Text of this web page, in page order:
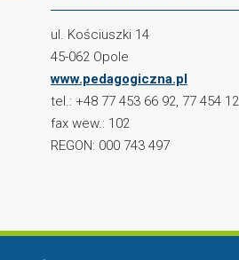
ul. Kościuszki 14
45-062 Opole
www.pedagogiczna.pl
tel.: +48 77 453 66 92, 77 454
fax wew.: 102
REGON: 000 743 497